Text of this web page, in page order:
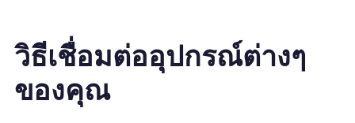
วิธีเชื่อมต่ออุปกรณ์ต่างๆ
ของคุณ